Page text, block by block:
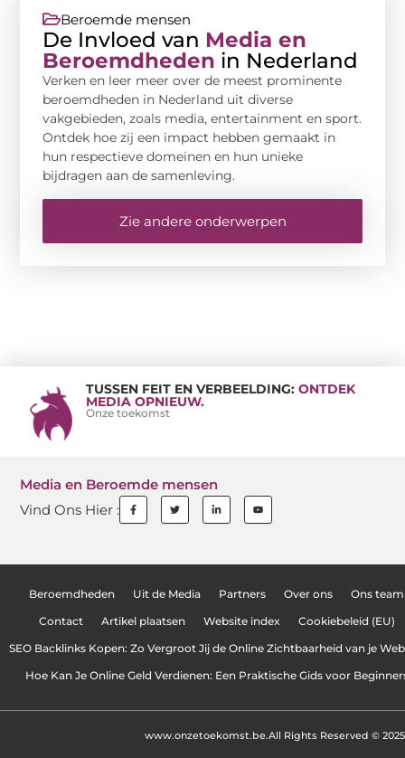
Beroemde mensen
De Invloed van Media en
Beroemdheden in Nederland
Verken en leer meer over de meest prominente
beroemdheden in Nederland uit diverse
vakgebieden, zoals media, entertainment en sport.
Ontdek hoe zij een impact hebben gemaakt in
hun respectieve domeinen en hun unieke
bijdragen aan de samenleving.
Zie andere onderwerpen
TUSSEN FEIT EN VERBEELDING: ONTDEK
MEDIA OPNIEUW.
Onze toekomst
Media en Beroemde mensen
Vind Ons Hier :
Beroemdheden Uit de Media Partners Over ons Ons team
Contact Artikel plaatsen Website index Cookiebeleid (EU)
SEO Backlinks Kopen: Zo Vergroot Jij de Online Zichtbaarheid van je
Hoe Kan Je Online Geld Verdienen: Een Praktische Gids voor
All Rights Reserved © 2025
www.onzetoekomst.be.